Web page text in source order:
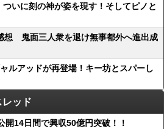
いに刻の神が姿を現す！そしてピノと
想 鬼面三人衆を退け無事都外へ進出成
ルアッドが再登場！キー坊とスパーし
ッド
開14日間で興収50億円突破！！